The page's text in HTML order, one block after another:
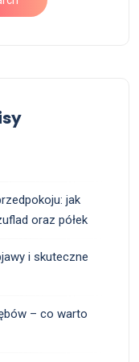
jak
oraz półek
i skuteczne
– co warto